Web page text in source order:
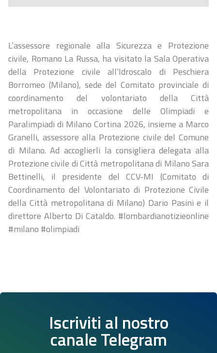
L’assessore regionale alla Sicurezza e Protezione
civile, Romano La Russa, ha visitato la Sala Operativa
della Protezione civile all’Idroscalo di Peschiera
Borromeo (Milano), sede del Comitato provinciale di
coordinamento del volontariato della Città
metropolitana in occasione delle Olimpiadi e
Paralimpiadi di Milano Cortina 2026, insieme a Marco
Granelli, assessore alla Protezione civile del Comune
di Milano. Ad accoglierli la consigliera delegata alla
Protezione civile di Città metropolitana di Milano Sara
Bettinelli, il presidente del CCV-MI (Comitato di
Coordinamento del Volontariato di Protezione Civile
della Città metropolitana di Milano) Dario Pasini e il
direttore Alberto Di Cataldo. #lombardianotizieonline
#milano #olimpiadi
Iscriviti al nostro
canale Telegram